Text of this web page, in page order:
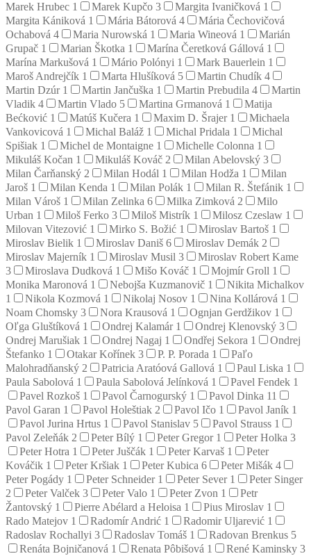
Marek Hrubec 1 Marek Kupčo 3 Margita Ivaničková 1
Margita Kániková 1 Mária Bátorová 4
Mária Čechovičová
Ochabová 4 Maria Nurowská 1 Maria Wineová 1
Marián
Grupač 1 Marian Škotka 1 Marína Čeretková Gállová 1
Marína Markušová 1 Mário Polónyi 1 Mark Bauerlein 1
Maroš Andrejčík 1 Marta Hlušíková 5 Martin Chudík 4
Martin Dzúr 1 Martin Jančuška 1 Martin Prebudila 4
Martin
Vladik 4 Martin Vlado 5 Martina Grmanová 1
Matija
Bećković 1 Matúš Kučera 1 Maxim D. Šrajer 1
Michaela
Vankovicová 1 Michal Baláž 1 Michal Pridala 1
Michal
Spišiak 1 Michel de Montaigne 1 Michelle Colonna 1
Mikuláš Kočan 1 Mikuláš Kováč 2 Milan Abelovský 3
Milan Čarňanský 2 Milan Hodál 1 Milan Hodža 1
Milan
Jaroš 1 Milan Kenda 1 Milan Polák 1 Milan R. Štefánik 1
Milan Vároš 1 Milan Zelinka 6 Milka Zimková 2
Milo
Urban 1 Miloš Ferko 3 Miloš Mistrík 1 Milosz Czeslaw 1
Milovan Vitezović 1 Mirko S. Božić 1 Miroslav Bartoš 1
Miroslav Bielik 1 Miroslav Daniš 6 Miroslav Demák 2
Miroslav Majerník 1 Miroslav Musil 3
Miroslav Robert Kame
3
Miroslava Dudková 1 Mišo Kováč 1 Mojmír Groll 1
Monika Maronová 1 Nebojša Kuzmanovič 1
Nikita Michalkov
1
Nikola Kozmová 1 Nikolaj Nosov 1 Nina Kollárová 1
Noam Chomsky 3 Nora Krausová 1 Ognjan Gerdžikov 1
Oľga Gluštíková 1 Ondrej Kalamár 1 Ondrej Klenovský 3
Ondrej Marušiak 1 Ondrej Nagaj 1 Ondřej Sekora 1
Ondrej
Štefanko 1 Otakar Kořínek 3 P. P. Porada 1
Paľo
Malohradňanský 2 Patricia Aratóová Gallová 1 Paul Liska 1
Paula Sabolová 1 Paula Sabolová Jelínková 1 Pavel Fendek 1
Pavel Rozkoš 1 Pavol Čarnogurský 1 Pavol Dinka 11
Pavol Garan 1 Pavol Holeštiak 2 Pavol Ičo 1 Pavol Janík 1
Pavol Jurina Hrtus 1 Pavol Stanislav 5 Pavol Strauss 1
Pavol Zeleňák 2 Peter Bílý 1 Peter Gregor 1 Peter Holka 3
Peter Hotra 1 Peter Juščák 1 Peter Karvaš 1
Peter
Kováčik 1 Peter Kršiak 1 Peter Kubica 6 Peter Mišák 4
Peter Pogády 1 Peter Schneider 1 Peter Sever 1
Peter Singer
2
Peter Valček 3 Peter Valo 1 Peter Zvon 1
Petr
Žantovský 1 Pierre Abélard a Heloisa 1 Pius Miroslav 1
Rado Matejov 1 Radomír Andrić 1 Radomir Uljarević 1
Radoslav Rochallyi 3 Radoslav Tomáš 1 Radovan Brenkus 5
Renáta Bojničanová 1 Renata Pôbišová 1 René Kaminsky 3